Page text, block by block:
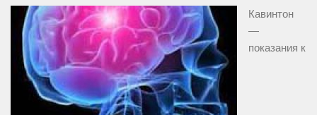
Кавинтон
—
показания к